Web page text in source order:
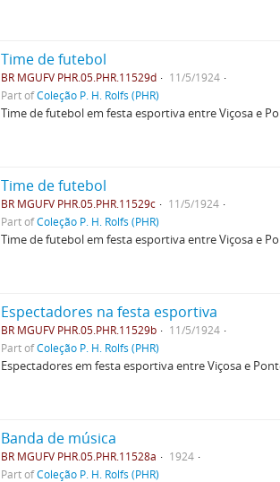
Time de futebol
BR MGUFV PHR.05.PHR.11529d
11/5/1924
Part ofColeção P. H. Rolfs (PHR)
Time de futebol em festa esportiva entre Viçosa e
Time de futebol
BR MGUFV PHR.05.PHR.11529c
11/5/1924
Part ofColeção P. H. Rolfs (PHR)
Time de futebol em festa esportiva entre Viçosa e
Espectadores na festa esportiva
BR MGUFV PHR.05.PHR.11529b
11/5/1924
Part ofColeção P. H. Rolfs (PHR)
Espectadores em festa esportiva entre Viçosa e
Banda de música
BR MGUFV PHR.05.PHR.11528a
1924
Part ofColeção P. H. Rolfs (PHR)